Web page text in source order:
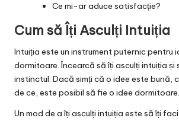
Ce mi-ar aduce satisfacție?
Cum să Îți Asculți Intuiția
Intuiția este un instrument puternic pentru
dormitoare. Încearcă să îți asculți intuiția și
instinctul. Dacă simți că o idee este bună,
de ce, este posibil să fie o idee dormitoare.
Un mod de a îți asculți intuiția este să îți